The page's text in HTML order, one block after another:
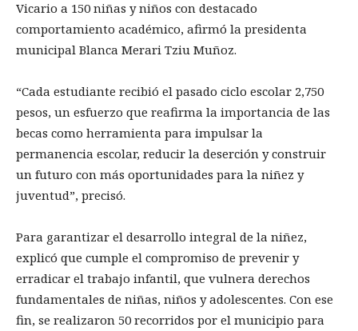
Vicario a 150 niñas y niños con destacado
comportamiento académico, afirmó la presidenta
municipal Blanca Merari Tziu Muñoz.
“Cada estudiante recibió el pasado ciclo escolar 2,750
pesos, un esfuerzo que reafirma la importancia de las
becas como herramienta para impulsar la
permanencia escolar, reducir la deserción y construir
un futuro con más oportunidades para la niñez y
juventud”, precisó.
Para garantizar el desarrollo integral de la niñez,
explicó que cumple el compromiso de prevenir y
erradicar el trabajo infantil, que vulnera derechos
fundamentales de niñas, niños y adolescentes. Con ese
fin, se realizaron 50 recorridos por el municipio para